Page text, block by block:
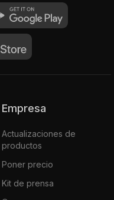
Empresa
Actualizaciones de
productos
Poner precio
Kit de prensa